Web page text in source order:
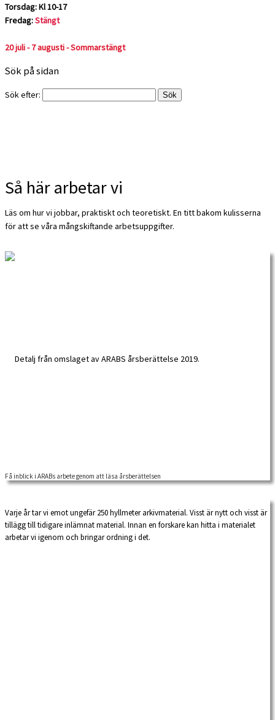
Torsdag: Kl 10-17
Fredag:Stängt
20 juli - 7 augusti - Sommarstängt
Sök på sidan
Sök efter:
Så här arbetar vi
Läs om hur vi jobbar, praktiskt och teoretiskt. En titt bakom kulisserna
för att se våra mångskiftande arbetsuppgifter.
Hur många arkiv har förtecknats, vilka seminarier och konferenser har
Få inblick i ARABs arbete genom att läsa årsberättelsen
Varje år tar vi emot ungefär 250 hyllmeter arkivmaterial. Visst är nytt och visst är
tillägg till tidigare inlämnat material. Innan en forskare kan hitta i materialet
arbetar vi igenom och bringar ordning i det.